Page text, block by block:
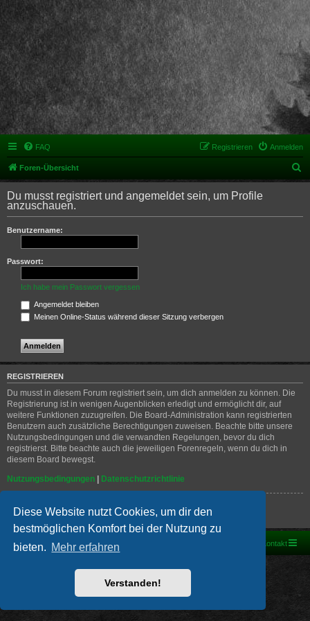
Diese Website nutzt Cookies, um dir den
bestmöglichen Komfort bei der Nutzung zu
bieten. Mehr erfahren
Verstanden!
FAQ Anmelden
Registrieren
Foren-Übersicht
u
h
Du musst registriert und angemeldet sein, um Profile
anzuschauen.
Benutzername:
Passwort:
Ich habe mein Passwort vergessen
Angemeldet bleiben
Meinen Online-Status während dieser Sitzung verbergen
REGISTRIEREN
Du musst in diesem Forum registriert sein, um dich anmelden zu können. Die
Registrierung ist in wenigen Augenblicken erledigt und ermöglicht dir, auf
weitere Funktionen zuzugreifen. Die Board-Administration kann registrierten
Benutzern auch zusätzliche Berechtigungen zuweisen. Beachte bitte unsere
Nutzungsbedingungen und die verwandten Regelungen, bevor du dich
registrierst. Bitte beachte auch die jeweiligen Forenregeln, wenn du dich in
diesem Board bewegst.
Nutzungsbedingungen | Datenschutzrichtlinie
Registrieren
Foren-Übersicht Kontakt